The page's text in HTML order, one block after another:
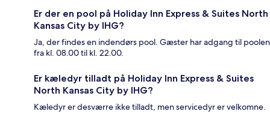
Er der en pool på Holiday Inn Express & Suites North
Kansas City by IHG?
Ja, der findes en indendørs pool. Gæster har adgang til poolen
fra kl. 08.00 til kl. 22.00.
Er kæledyr tilladt på Holiday Inn Express & Suites
North Kansas City by IHG?
Kæledyr er desværre ikke tilladt, men servicedyr er velkomne.